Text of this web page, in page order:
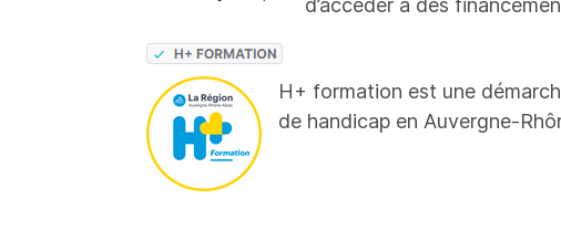
H+ formation est une
de handicap en Auvergne-